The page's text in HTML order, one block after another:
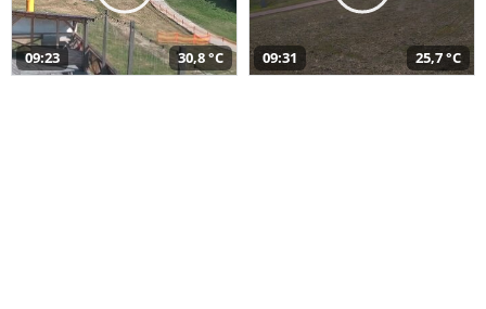
09:23 30,8 °C 09:31 25,7 °C